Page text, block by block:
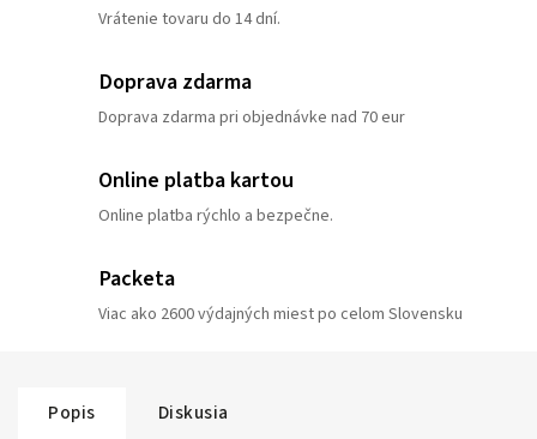
Vrátenie tovaru do 14 dní.
Doprava zdarma
Doprava zdarma pri objednávke nad 70 eur
Online platba kartou
Online platba rýchlo a bezpečne.
Packeta
Viac ako 2600 výdajných miest po celom Slovensku
Popis Diskusia